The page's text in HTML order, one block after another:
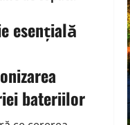
esențială
bateriilor